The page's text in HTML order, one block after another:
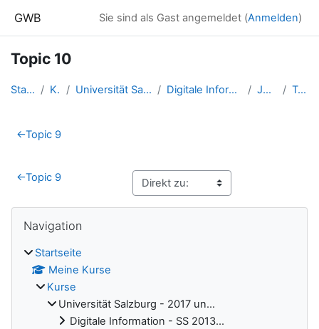
GWB Sie sind als Gast angemeldet (Anmelden)
Topic 10
Startseite Kurse Universität Salzburg - 2017 un... Digitale Information - SS 2016... Jonsered Topic 10
Abschnittsübersicht
←Topic 9
←Topic 9
Navigation
Startseite
Meine Kurse
Kurse
Universität Salzburg - 2017 un...
Digitale Information - SS 2013...